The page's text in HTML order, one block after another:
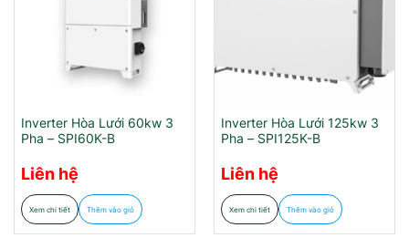
Inverter Hòa Lưới 60kw 3
Pha – SPI60K-B
Liên hệ
Xem chi tiết Thêm vào giỏ
Inverter Hòa Lưới 125kw 3
Pha – SPI125K-B
Liên hệ
Xem chi tiết Thêm vào giỏ